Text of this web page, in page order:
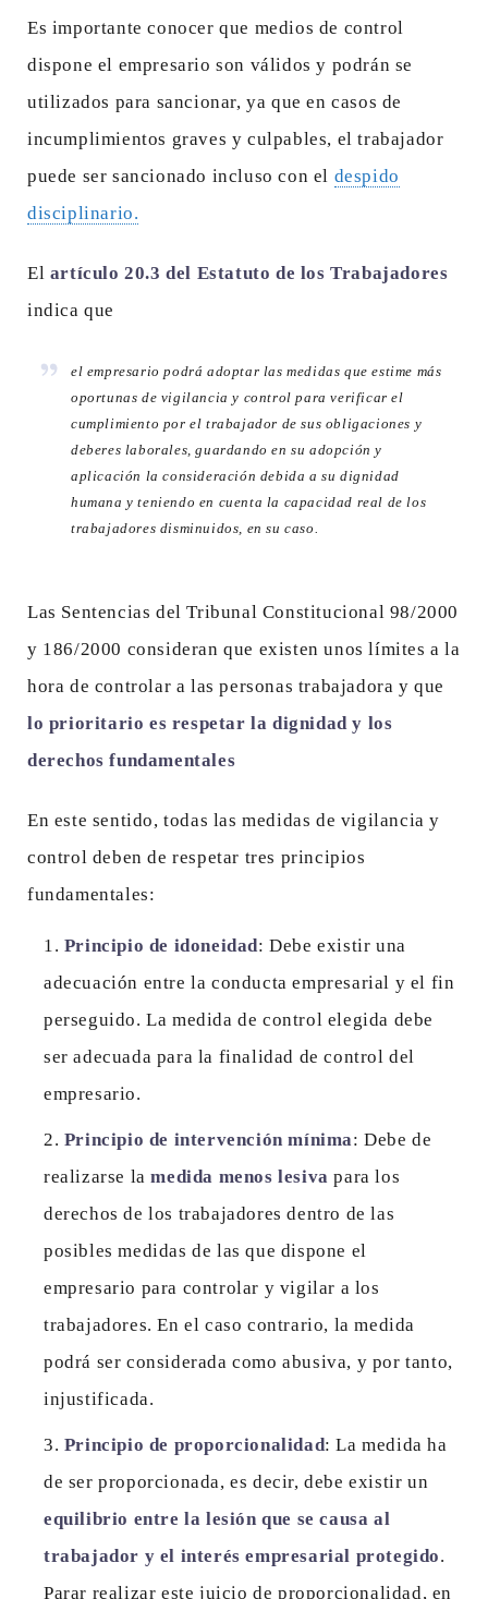
Es importante conocer que medios de control
dispone el empresario son válidos y podrán se
utilizados para sancionar, ya que en casos de
incumplimientos graves y culpables, el trabajador
puede ser sancionado incluso con el despido
disciplinario.
El artículo 20.3 del Estatuto de los Trabajadores
indica que
el empresario podrá adoptar las medidas que estime más
oportunas de vigilancia y control para verificar el
cumplimiento por el trabajador de sus obligaciones y
deberes laborales, guardando en su adopción y
aplicación la consideración debida a su dignidad
humana y teniendo en cuenta la capacidad real de los
trabajadores disminuidos, en su caso.
Las Sentencias del Tribunal Constitucional 98/2000
y 186/2000 consideran que existen unos límites a la
hora de controlar a las personas trabajadora y que
lo prioritario es respetar la dignidad y los
derechos fundamentales
En este sentido, todas las medidas de vigilancia y
control deben de respetar tres principios
fundamentales:
Principio de idoneidad: Debe existir una
adecuación entre la conducta empresarial y el fin
perseguido. La medida de control elegida debe
ser adecuada para la finalidad de control del
empresario.
Principio de intervención mínima: Debe de
realizarse lamedida menos lesiva para los
derechos de los trabajadores dentro de las
posibles medidas de las que dispone el
empresario para controlar y vigilar a los
trabajadores. En el caso contrario, la medida
podrá ser considerada como abusiva, y por tanto,
injustificada.
Principio de proporcionalidad: La medida ha
de ser proporcionada, es decir, debe existir un
equilibrio entre la lesión que se causa al
trabajador y el interés empresarial protegido.
Parar realizar este juicio de proporcionalidad, en